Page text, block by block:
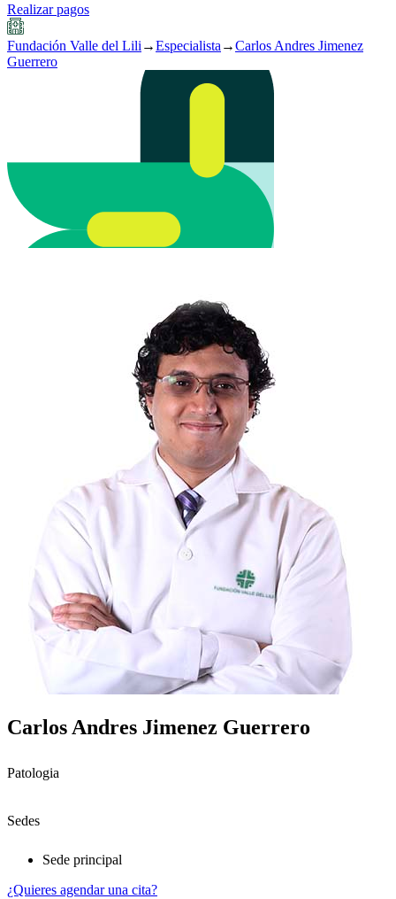
Realizar pagos
Fundación Valle del Lili →Especialista →Carlos Andres Jimenez
Guerrero
Carlos Andres Jimenez Guerrero
Patologia
Sedes
Sede principal
¿Quieres agendar una cita?